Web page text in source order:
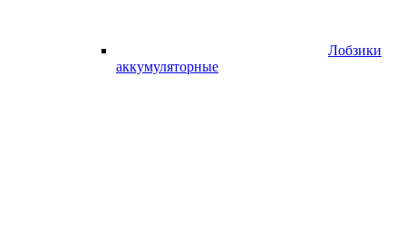
Лобзики
аккумуляторные